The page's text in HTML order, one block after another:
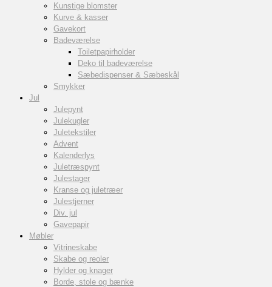
Kunstige blomster
Kurve & kasser
Gavekort
Badeværelse
Toiletpapirholder
Deko til badeværelse
Sæbedispenser & Sæbeskål
Smykker
Jul
Julepynt
Julekugler
Juletekstiler
Advent
Kalenderlys
Juletræspynt
Julestager
Kranse og juletræer
Julestjerner
Div. jul
Gavepapir
Møbler
Vitrineskabe
Skabe og reoler
Hylder og knager
Borde, stole og bænke